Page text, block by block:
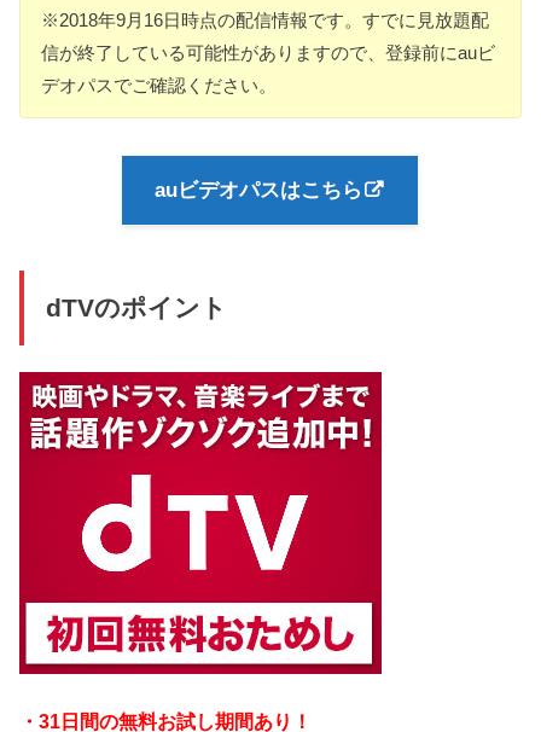
※2018年9月16日時点の配信情報です。すでに見放題配
信が終了している可能性がありますので、登録前にauビ
デオパスでご確認ください。
auビデオパスはこちら
dTVのポイント
・31日間の無料お試し期間あり！